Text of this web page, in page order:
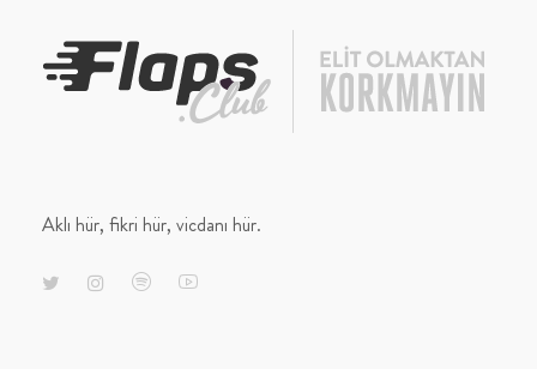
Aklı hür, fikri hür, vicdanı hür.